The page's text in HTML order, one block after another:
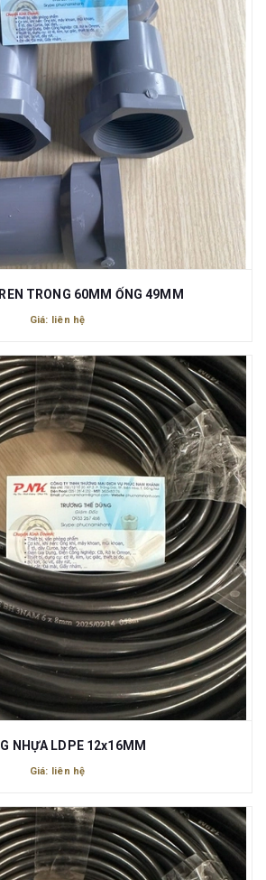
TRONG 60MM ỐNG 49MM
Giá: liên hệ
NHỰA LDPE 12x16MM
Giá: liên hệ